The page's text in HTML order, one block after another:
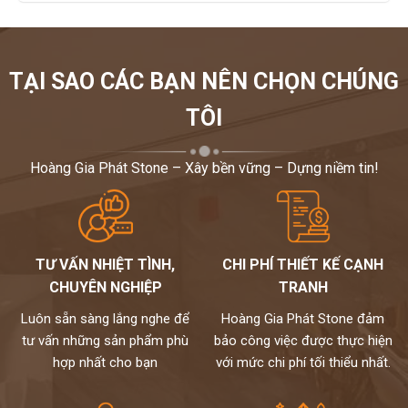
TẠI SAO CÁC BẠN NÊN CHỌN CHÚNG
TÔI
Hoàng Gia Phát Stone – Xây bền vững – Dựng niềm tin!
TƯ VẤN NHIỆT TÌNH,
CHUYÊN NGHIỆP
Luôn sẵn sàng lắng nghe để
tư vấn những sản phẩm phù
hợp nhất cho bạn
CHI PHÍ THIẾT KẾ CẠNH
TRANH
Hoàng Gia Phát Stone đảm
bảo công việc được thực hiện
với mức chi phí tối thiểu nhất.